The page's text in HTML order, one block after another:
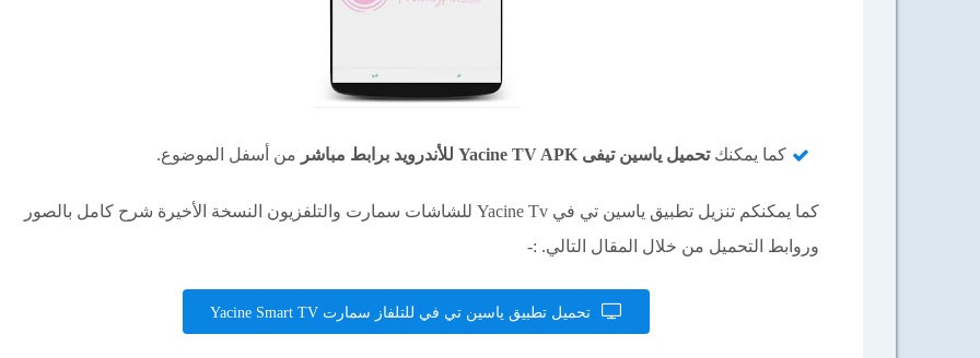
كما يمكنكتحميل ياسين تيفى Yacine TV APK للأندرويد برابط مباشر من أسفل الموضوع.
كما يمكنكم تنزيل تطبيق ياسين تي في Yacine Tv للشاشات سمارت والتلفزيون النسخة الأخيرة شرح كامل بالصور
وروابط التحميل من خلال المقال التالي. :-
تحميل تطبيق ياسين تي في للتلفاز سمارت Yacine Smart TV